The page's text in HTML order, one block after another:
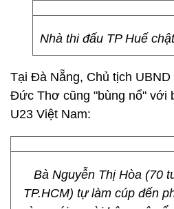
Tại TP Huế:Nhà thi đấu ở
Nhà thi đấu TP Huế
Nhà thi đấu TP Huế